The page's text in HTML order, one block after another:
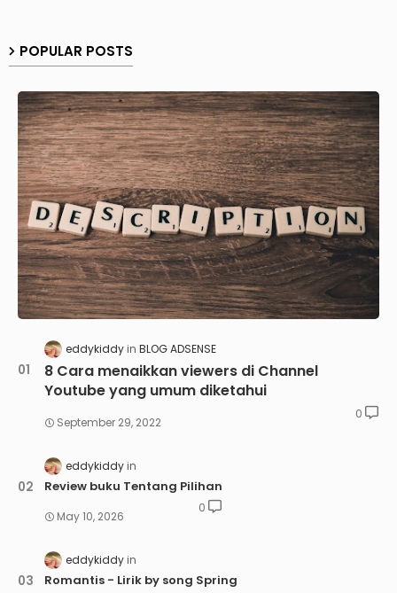
POPULAR POSTS
eddykiddy BLOG ADSENSE
8 Cara menaikkan viewers di Channel
Youtube yang umum diketahui
September 29, 2022
0
eddykiddy
Review buku Tentang Pilihan
May 10, 2026
0
eddykiddy
Romantis - Lirik by song Spring